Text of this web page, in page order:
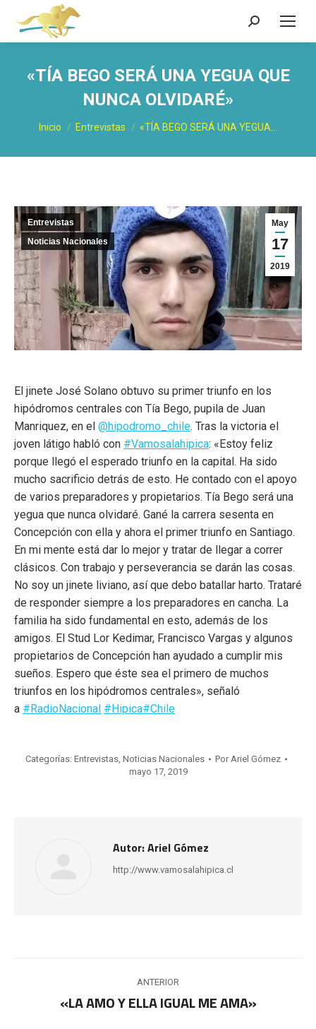
Buscar:
«TÍA BEGO SERÁ UNA YEGUA QUE
NUNCA OLVIDARÉ»
Estás aquí:
Inicio Entrevistas «TÍA BEGO SERÁ UNA YEGUA…
May
17
2019
Entrevistas
Noticias Nacionales
El jinete José Solano obtuvo su primer triunfo en los
hipódromos centrales con Tía Bego, pupila de Juan
Manriquez, en el @hipodromo_chile. Tras la victoria el
joven látigo habló con #Vamosalahipica: «Estoy feliz
porque llegó el esperado triunfo en la capital. Ha sido
mucho sacrificio detrás de esto. He contado con el apoyo
de varios preparadores y propietarios. Tía Bego será una
yegua que nunca olvidaré. Gané la carrera sesenta en
Concepción con ella y ahora el primer triunfo en Santiago.
En mi mente está dar lo mejor y tratar de llegar a correr
clásicos. Con trabajo y perseverancia se darán las cosas.
No soy un jinete liviano, así que debo batallar harto. Trataré
de responder siempre a los preparadores en cancha. La
familia ha sido fundamental en esto, además de los
amigos. El Stud Lor Kedimar, Francisco Vargas y algunos
propietarios de Concepción han ayudado a cumplir mis
sueños. Espero que éste sea el primero de muchos
triunfos en los hipódromos centrales», señaló
a #RadioNacional #Hipica#Chile
Categorías: Entrevistas, Noticias Nacionales PorAriel Gómez
mayo 17, 2019
Autor:Ariel Gómez
http://www.vamosalahipica.cl
entre
ANTERIOR
Publicación
«LA AMO Y ELLA IGUAL ME AMA»